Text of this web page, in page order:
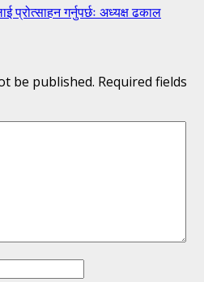
प्रोत्साहन गर्नुपर्छः अध्यक्ष ढकाल
be published. Required fields